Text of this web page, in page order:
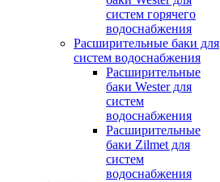
систем горячего
водоснабжения
Расширительные баки для
систем водоснабжения
Расширительные
баки Wester для
систем
водоснабжения
Расширительные
баки Zilmet для
систем
водоснабжения